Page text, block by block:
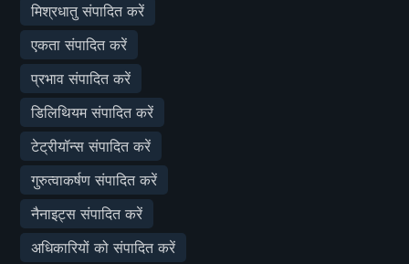
मिश्रधातु संपादित करें
एकता संपादित करें
प्रभाव संपादित करें
डिलिथियम संपादित करें
टेट्रीयॉन्स संपादित करें
गुरुत्वाकर्षण संपादित करें
नैनाइट्स संपादित करें
अधिकारियों को संपादित करें